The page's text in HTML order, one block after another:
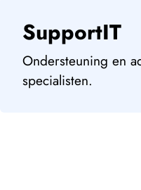
SupportIT
Ondersteuning en
specialisten.